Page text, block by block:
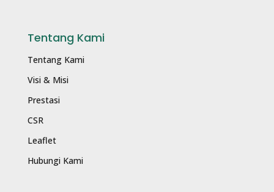
Tentang Kami
Tentang Kami
Visi & Misi
Prestasi
CSR
Leaflet
Hubungi Kami